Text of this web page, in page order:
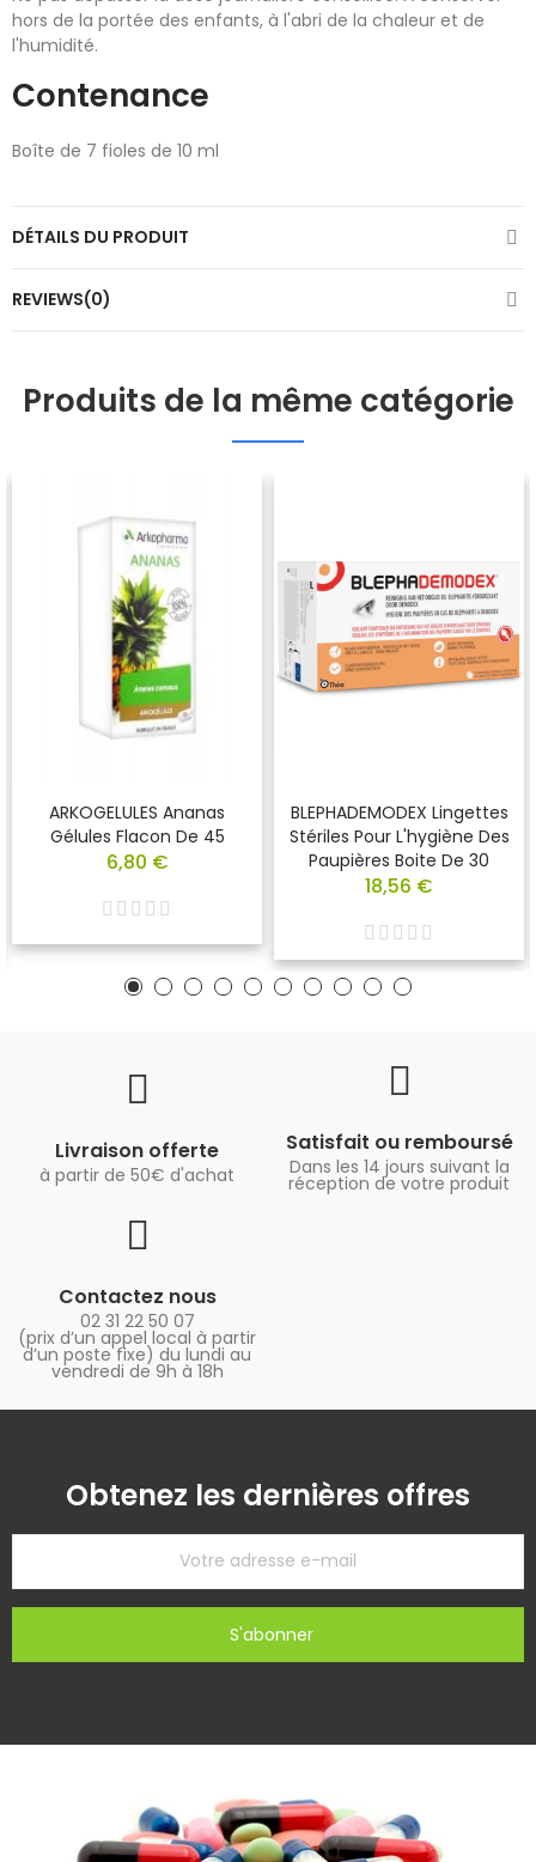
hors de la portée des enfants, à l'abri de la chaleur et de
l'humidité.
Contenance
Boîte de 7 fioles de 10 ml
DÉTAILS DU PRODUIT
REVIEWS(0)
Produits de la même catégorie
ARKOGELULES Ananas
Gélules Flacon De 45
6,80 €
BLEPHADEMODEX Lingettes
Stériles Pour L'hygiène Des
Paupières Boite De 30
18,56 €
Livraison offerte
à partir de 50€ d'achat
Satisfait ou remboursé
Dans les 14 jours suivant la
réception de votre produit
Contactez nous
02 31 22 50 07
(prix d’un appel local à partir
d’un poste fixe) du lundi au
vendredi de 9h à 18h
Obtenez les dernières offres
S'abonner